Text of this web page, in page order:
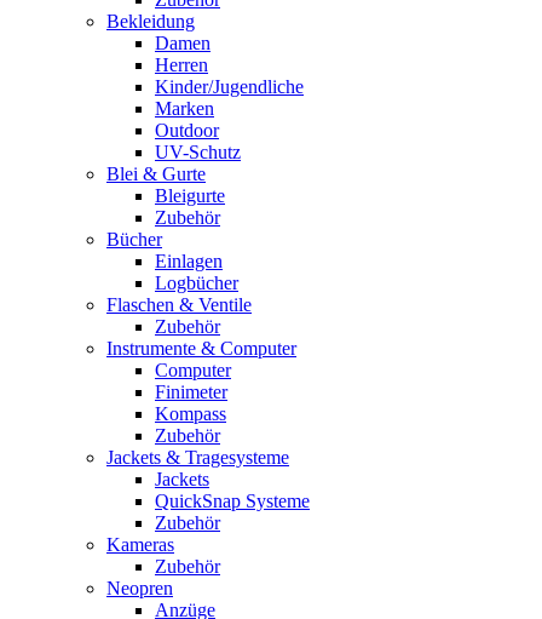
Bekleidung
Damen
Herren
Kinder/Jugendliche
Marken
Outdoor
UV-Schutz
Blei & Gurte
Bleigurte
Zubehör
Bücher
Einlagen
Logbücher
Flaschen & Ventile
Zubehör
Instrumente & Computer
Computer
Finimeter
Kompass
Zubehör
Jackets & Tragesysteme
Jackets
QuickSnap Systeme
Zubehör
Kameras
Zubehör
Neopren
Anzüge